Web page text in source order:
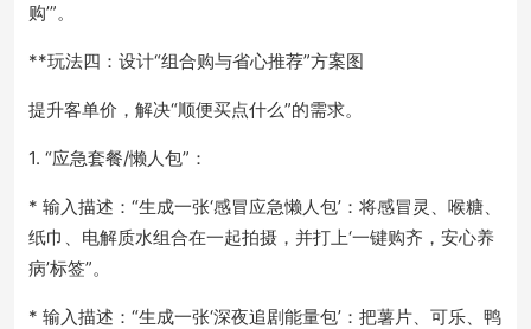
购’”。
**玩法四：设计“组合购与省心推荐”方案图
提升客单价，解决“顺便买点什么”的需求。
1. “应急套餐/懒人包”：
* 输入描述：“生成一张‘感冒应急懒人包’：将感冒灵、喉糖、
纸巾、电解质水组合在一起拍摄，并打上‘一键购齐，安心养
病’标签”。
* 输入描述：“生成一张‘深夜追剧能量包’：把薯片、可乐、鸭